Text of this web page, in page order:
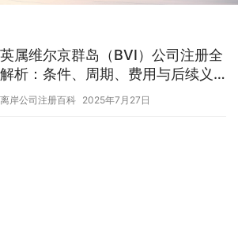
英属维尔京群岛（BVI）公司注册全
解析：条件、周期、费用与后续义
务
离岸公司注册百科 2025年7月27日